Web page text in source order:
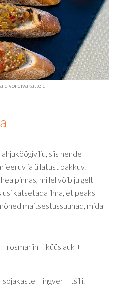
siis nende
ja üllatust pakkuv.
pinnas, millel võib julgelt
katsetada ilma, et peaks
maitsestussuunad, mida
rosmariin + küüslauk +
sojakaste + ingver + tšilli.